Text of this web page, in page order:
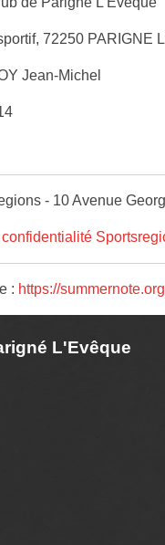
72250 PARIGNE
Jean-Michel
- 10 Avenue
: https://
L'Evêque